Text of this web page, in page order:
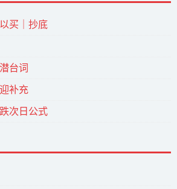
买｜抄底
台词
补充
次日公式